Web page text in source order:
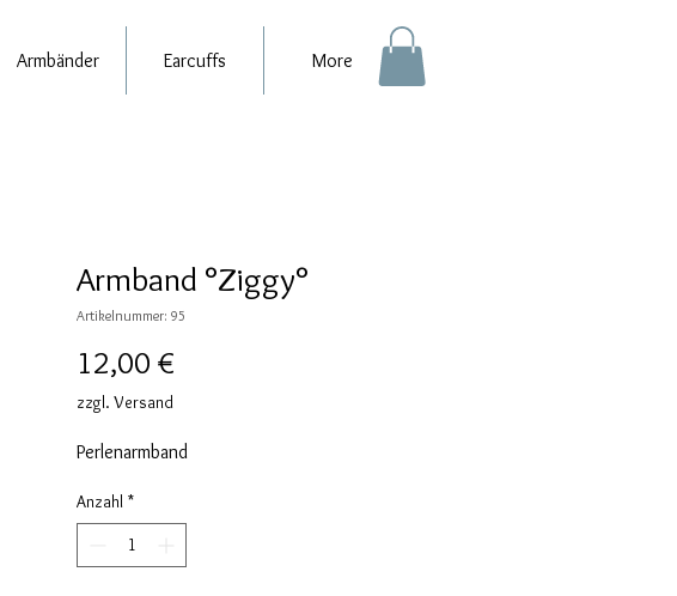
Armbänder Earcuffs More
Armband °Ziggy°
Artikelnummer: 95
12,00 €
zzgl. Versand
Perlenarmband
Anzahl *